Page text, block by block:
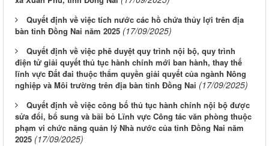
Quyết định về việc tích nước các hồ chứa thủy lợi trên địa
bàn tỉnh Đồng Nai năm 2025 (17/09/2025)
Quyết định về việc phê duyệt quy trình nội bộ, quy trình
điện tử giải quyết thủ tục hành chính mới ban hành, thay thế
lĩnh vực Đất đai thuộc thẩm quyền giải quyết của ngành Nông
nghiệp và Môi trường trên địa bàn tỉnh Đồng Nai (17/09/2025)
Quyết định về việc công bố thủ tục hành chính nội bộ được
sửa đổi, bổ sung và bãi bỏ Lĩnh vực Công tác văn phòng thuộc
phạm vi chức năng quản lý Nhà nước của tỉnh Đồng Nai năm
2025 (17/09/2025)